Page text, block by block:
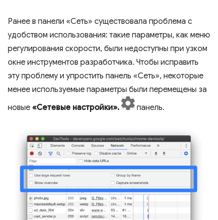
Ранее в панели «Сеть» существовала проблема с
удобством использования: такие параметры, как меню
регулирования скорости, были недоступны при узком
окне инструментов разработчика. Чтобы исправить
эту проблему и упростить панель «Сеть», некоторые
менее используемые параметры были перемещены за
новые «Сетевые настройки». панель.